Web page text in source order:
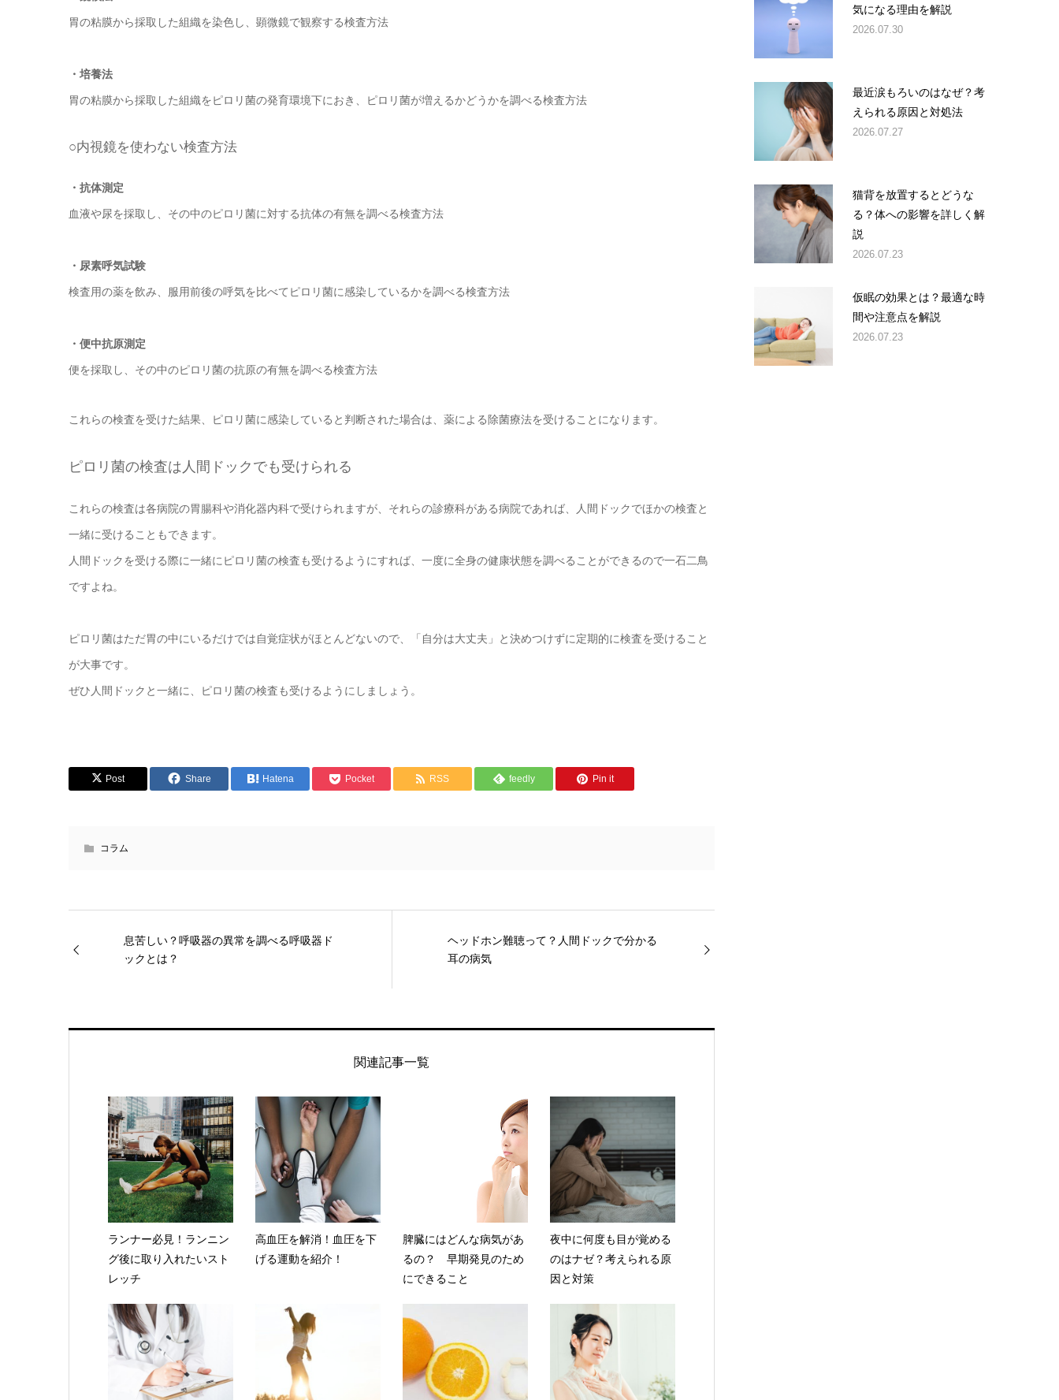
胃の粘膜から採取した組織を染色し、顕微鏡で観察する検査方法
・培養法
胃の粘膜から採取した組織をピロリ菌の発育環境下におき、ピロリ菌が増えるかどうかを調べる検査方法
○内視鏡を使わない検査方法
・抗体測定
血液や尿を採取し、その中のピロリ菌に対する抗体の有無を調べる検査方法
・尿素呼気試験
検査用の薬を飲み、服用前後の呼気を比べてピロリ菌に感染しているかを調べる検査方法
・便中抗原測定
便を採取し、その中のピロリ菌の抗原の有無を調べる検査方法
これらの検査を受けた結果、ピロリ菌に感染していると判断された場合は、薬による除菌療法を受けることになります。
ピロリ菌の検査は人間ドックでも受けられる
これらの検査は各病院の胃腸科や消化器内科で受けられますが、それらの診療科がある病院であれば、人間ドックでほかの検査と
一緒に受けることもできます。
人間ドックを受ける際に一緒にピロリ菌の検査も受けるようにすれば、一度に全身の健康状態を調べることができるので一石二鳥
ですよね。
ピロリ菌はただ胃の中にいるだけでは自覚症状がほとんどないので、「自分は大丈夫」と決めつけずに定期的に検査を受けること
が大事です。
ぜひ人間ドックと一緒に、ピロリ菌の検査も受けるようにしましょう。
Post Share Hatena Pocket RSS feedly Pin it
コラム
息苦しい？呼吸器の異常を調べる呼吸器ド
ックとは？
ヘッドホン難聴って？人間ドックで分かる
耳の病気
関連記事一覧
ランナー必見！ランニン
グ後に取り入れたいスト
レッチ
高血圧を解消！血圧を下
げる運動を紹介！
脾臓にはどんな病気があ
るの？ 早期発見のため
にできること
夜中に何度も目が覚める
のはナゼ？考えられる原
因と対策
気になる理由を解説
2026.07.30
最近涙もろいのはなぜ？考
えられる原因と対処法
2026.07.27
猫背を放置するとどうな
る？体への影響を詳しく解
説
2026.07.23
仮眠の効果とは？最適な時
間や注意点を解説
2026.07.23